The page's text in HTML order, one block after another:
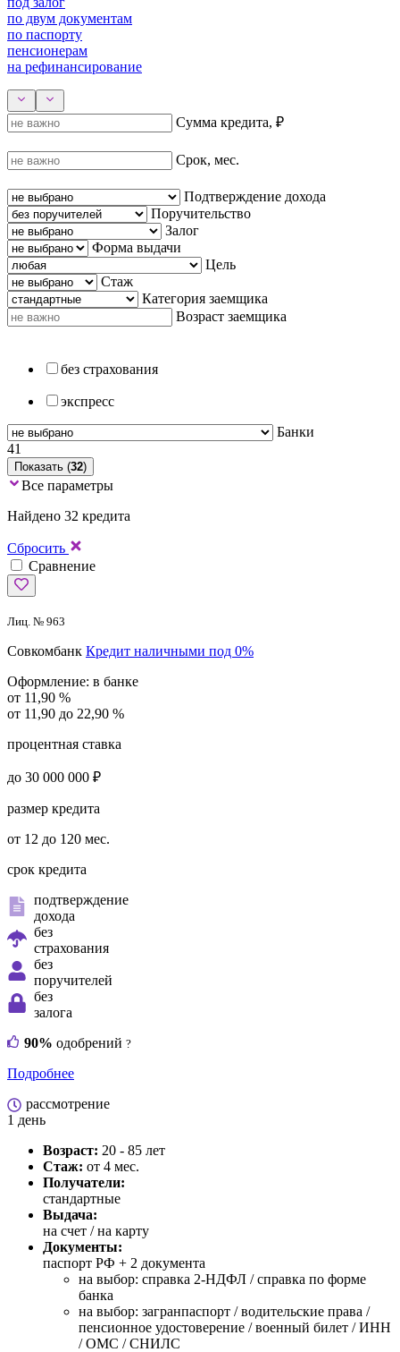
по двум документам
по паспорту
пенсионерам
на рефинансирование
Сумма кредита, ₽
Срок, мес.
Подтверждение дохода
Поручительство
Залог
Форма выдачи
Цель
Стаж
Категория заемщика
Возраст заемщика
без страхования
экспресс
Банки
41
Показать (32)
Все параметры
Найдено 32 кредита
Сбросить
Сравнение
Лиц. № 963
Совкомбанк Кредит наличными под 0%
Оформление: в банке
от 11,90 %
от 11,90 до 22,90 %
процентная ставка
до 30 000 000 ₽
размер кредита
от 12 до 120 мес.
срок кредита
подтверждение
дохода
без
страхования
без
поручителей
без
залога
90% одобрений ?
Подробнее
рассмотрение
1 день
Возраст: 20 - 85 лет
Стаж: от 4 мес.
Получатели:
стандартные
Выдача:
на счет / на карту
Документы:
паспорт РФ + 2 документа
на выбор: справка 2-НДФЛ / справка по форме
банка
на выбор: загранпаспорт / водительские права /
пенсионное удостоверение / военный билет / ИНН
/ ОМС / СНИЛС